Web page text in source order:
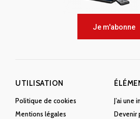
Je m'abonne
UTILISATION
Politique de cookies
Mentions légales
J’ai une
Devenir